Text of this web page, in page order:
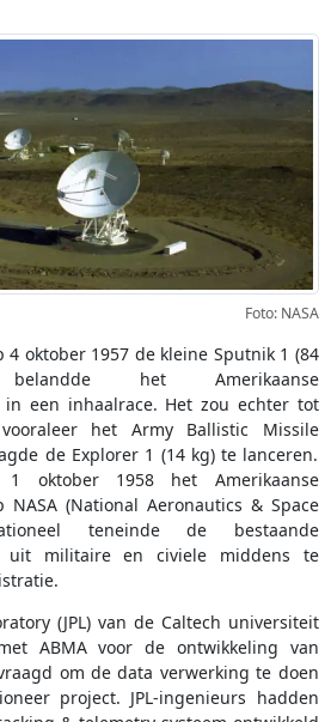
Foto: NASA
4 oktober 1957 de kleine Sputnik 1 (84
het Amerikaanse
in een inhaalrace. Het zou echter tot
het Army Ballistic Missile
de Explorer 1 (14 kg) te lanceren.
oktober 1958 het Amerikaanse
NASA (National Aeronautics & Space
teneinde de bestaande
uit militaire en civiele middens te
(JPL) van de Caltech universiteit
ABMA voor de ontwikkeling van
om de data verwerking te doen
project. JPL-ingenieurs hadden